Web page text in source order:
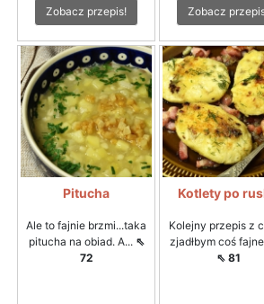
Zobacz przepis! Zobacz
Pitucha
Ale to fajnie brzmi...taka
pitucha na obiad. A... ⇖
72
Kotlety po
Kolejny przepis z
zjadłbym coś
⇖ 81